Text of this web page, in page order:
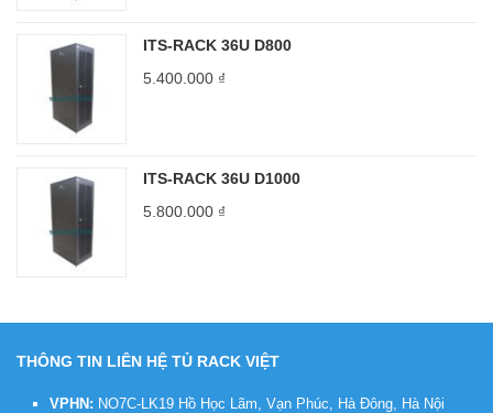
ITS-RACK 36U D800
5.400.000 ₫
ITS-RACK 36U D1000
5.800.000 ₫
THÔNG TIN LIÊN HỆ TỦ RACK VIỆT
VPHN: NO7C-LK19 Hồ Học Lãm, Vạn Phúc, Hà Đông, Hà Nội